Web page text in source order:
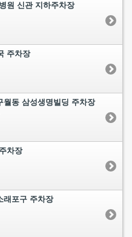
원 신관 지하주차장
주차장
동 삼성생명빌딩 주차장
차장
포구 주차장